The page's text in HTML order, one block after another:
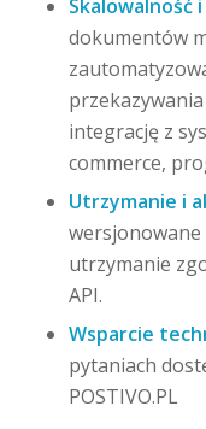
Skalowalność
dokumentów
integrację z
commerce,
Utrzymanie i
wersjonowane
utrzymanie
API.
Wsparcie
pytaniach
POSTIVO.PL